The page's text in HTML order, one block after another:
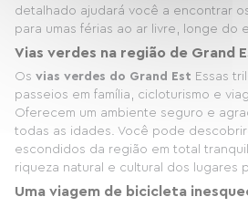
detalhado ajudará você a encontrar
para umas férias ao ar livre, longe do
Vias verdes na região de Grand
Os vias verdes do Grand Est Essas
passeios em família, cicloturismo e
Oferecem um ambiente seguro e
todas as idades. Você pode
escondidos da região em total
riqueza natural e cultural dos lugares
Uma viagem de bicicleta